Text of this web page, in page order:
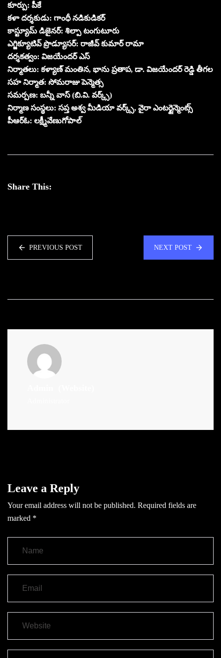
కూర్పు: పీకే
కళా దర్శకుడు: గాంధీ నడికుడికర్
కాస్ట్యూమ్ డిజైనర్‌: శిల్పా టంగుటూరు
ఎగ్జిక్యూటివ్ ప్రొడ్యూసర్‌: రాజీవ్ కుమార్ రామా
దర్శకత్వం: విజయేందర్ ఎస్
నిర్మాతలు: కళ్యాణ్ మంతిన, భాను ప్రతాప, డా. విజయేందర్ రెడ్డి తీగల
సహ నిర్మాత: సోమరాజు పెన్మెత్స
సమర్పణ: బన్నీ వాస్ (బి.వి. వర్క్స్)
నిర్మాణ సంస్థలు: సప్త అశ్వ మీడియా వర్క్స్, వైరా ఎంటర్టైన్మెంట్స్
పీఆర్ఓ: లక్ష్మీవేణుగోపాల్
Share This:
PREVIOUS POST NEXT POST
Leave a Reply
Your email address will not be published. Required fields are
marked *